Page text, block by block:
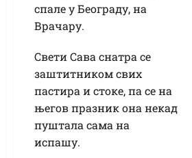
спале у Београду, на
Врачару.
Свети Сава снатра се
заштитником свих
пастира и стоке, па се на
његов празник она некад
пуштала сама на
испашу.